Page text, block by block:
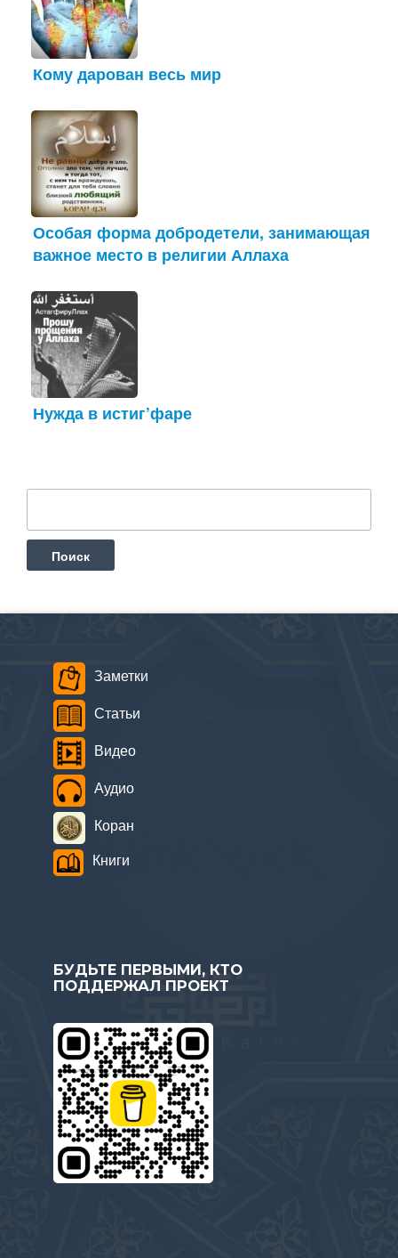
Кому дарован весь мир
Особая форма добродетели, занимающая
важное место в религии Аллаха
Нужда в истиг’фаре
Заметки
Статьи
Видео
Аудио
Коран
Книги
БУДЬТЕ ПЕРВЫМИ, КТО
ПОДДЕРЖАЛ ПРОЕКТ